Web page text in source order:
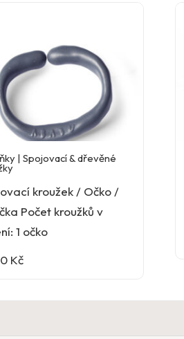
| Spojovací & dřevěné
kroužek / Očko /
Počet kroužků v
1 očko
Kč